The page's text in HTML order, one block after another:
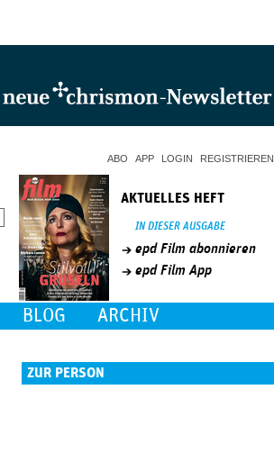
ABO APP LOGIN REGISTRIEREN
AKTUELLES HEFT
IN DIESER AUSGABE
epd Film abonnieren
epd Film App
BLOG ARCHIV
ZUR PERSON